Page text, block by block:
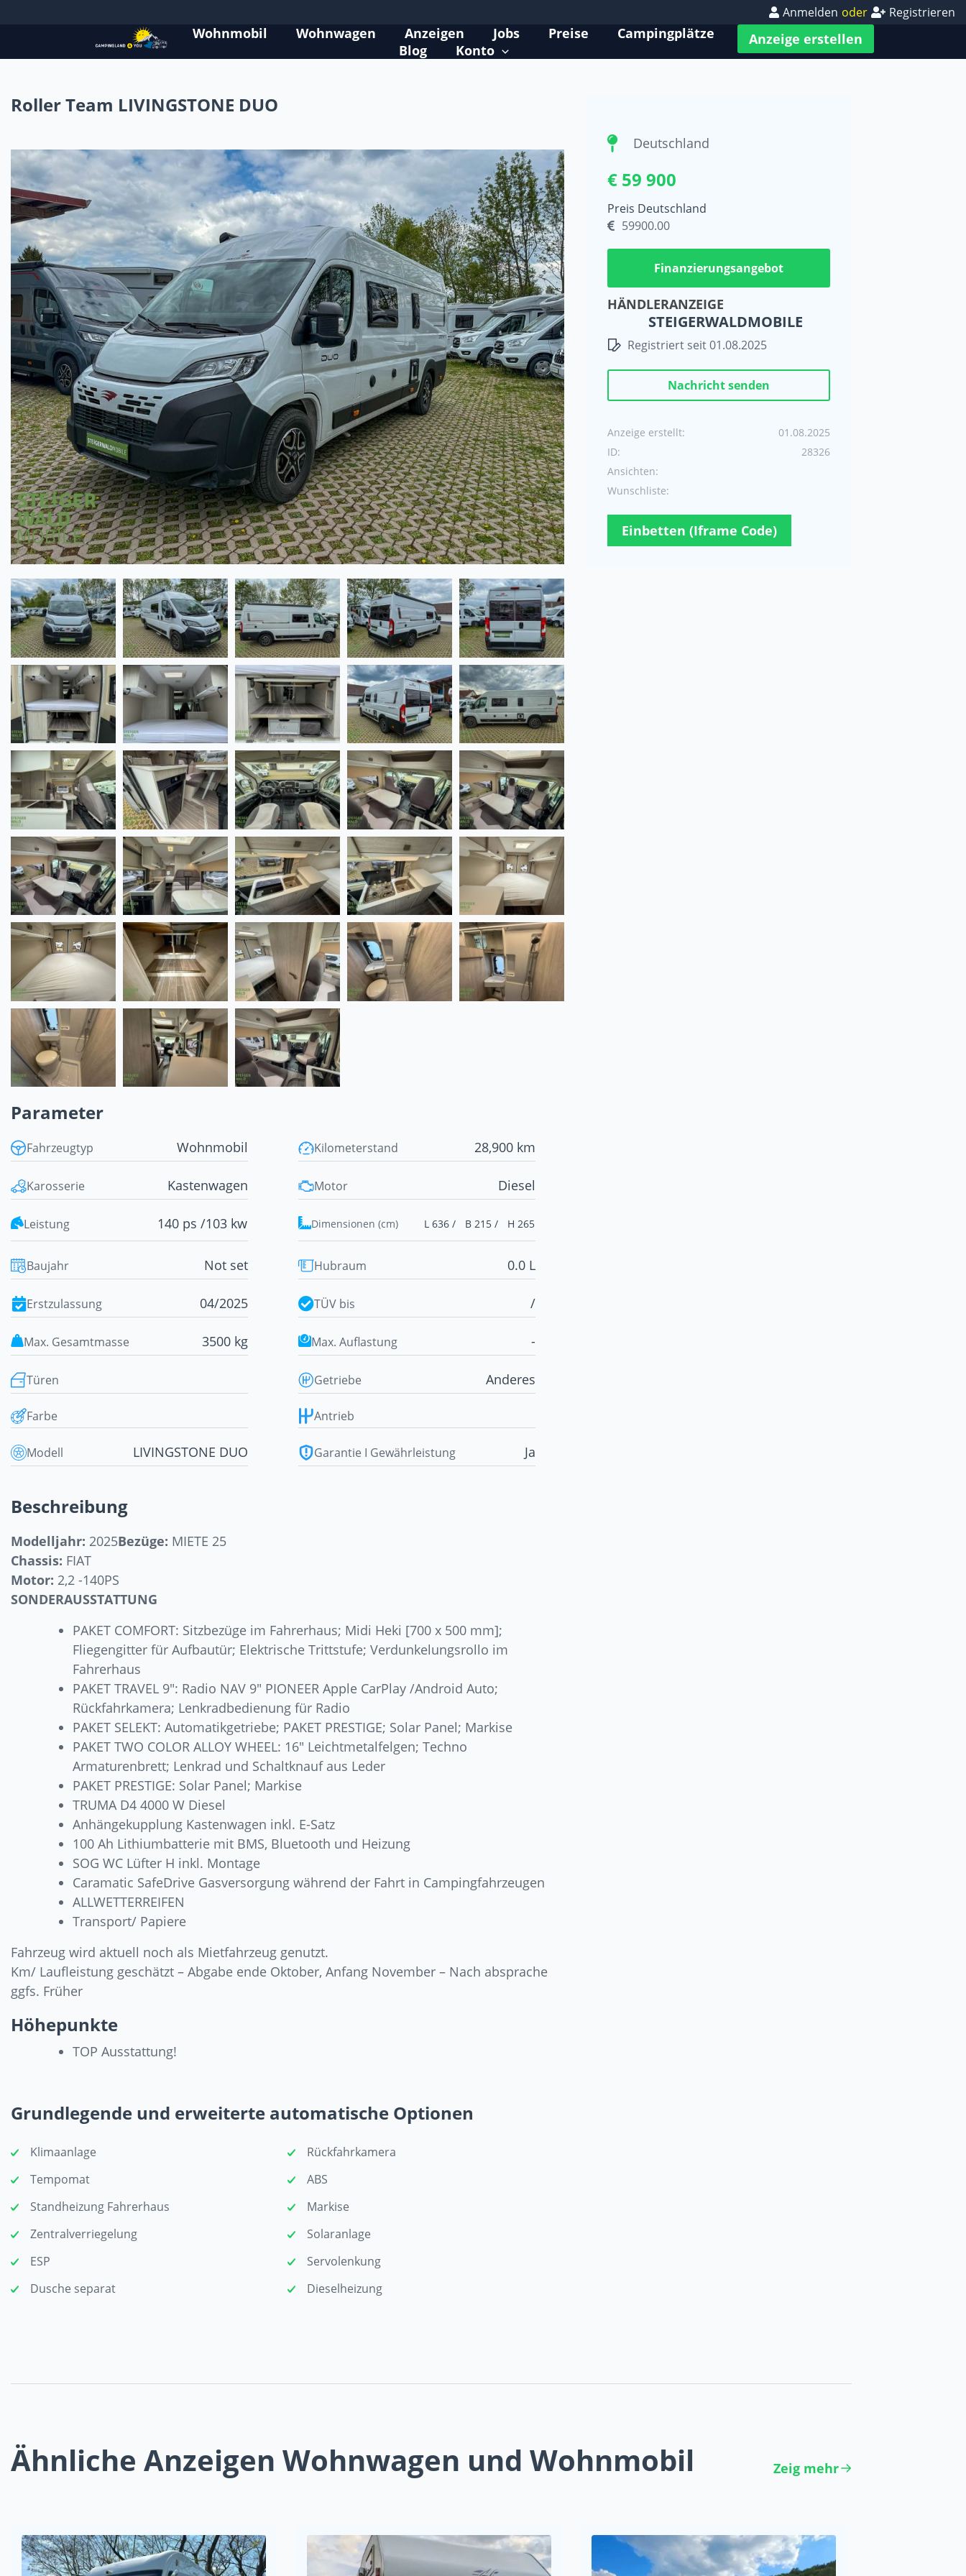
Anmelden oder Registrieren
Wohnmobil Wohnwagen Anzeigen Jobs Preise
Campingplätze
Blog
Konto
Anzeige erstellen
Roller Team LIVINGSTONE DUO
Parameter
Fahrzeugtyp Wohnmobil Kilometerstand 28,900 km
Karosserie Kastenwagen Motor Diesel
Leistung 140 ps /103 kw Dimensionen (cm) L 636 / B 215 / H 265
Baujahr Not set Hubraum 0.0 L
Erstzulassung 04/2025 TÜV bis /
Max. Gesamtmasse 3500 kg Max. Auflastung -
Türen Getriebe Anderes
Farbe Antrieb
Modell LIVINGSTONE DUO Garantie I Gewährleistung Ja
Beschreibung
Modelljahr: 2025Bezüge: MIETE 25
Chassis: FIAT
Motor: 2,2 -140PS
SONDERAUSSTATTUNG
PAKET COMFORT: Sitzbezüge im Fahrerhaus; Midi Heki [700 x 500 mm];
Fliegengitter für Aufbautür; Elektrische Trittstufe; Verdunkelungsrollo im
Fahrerhaus
PAKET TRAVEL 9″: Radio NAV 9″ PIONEER Apple CarPlay /Android Auto;
Rückfahrkamera; Lenkradbedienung für Radio
PAKET SELEKT: Automatikgetriebe; PAKET PRESTIGE; Solar Panel; Markise
PAKET TWO COLOR ALLOY WHEEL: 16″ Leichtmetalfelgen; Techno
Armaturenbrett; Lenkrad und Schaltknauf aus Leder
PAKET PRESTIGE: Solar Panel; Markise
TRUMA D4 4000 W Diesel
Anhängekupplung Kastenwagen inkl. E-Satz
100 Ah Lithiumbatterie mit BMS, Bluetooth und Heizung
SOG WC Lüfter H inkl. Montage
Caramatic SafeDrive Gasversorgung während der Fahrt in Campingfahrzeugen
ALLWETTERREIFEN
Transport/ Papiere
Fahrzeug wird aktuell noch als Mietfahrzeug genutzt.
Km/ Laufleistung geschätzt – Abgabe ende Oktober, Anfang November – Nach absprache
ggfs. Früher
Höhepunkte
TOP Ausstattung!
Grundlegende und erweiterte automatische Optionen
Klimaanlage
Rückfahrkamera
Tempomat
ABS
Standheizung Fahrerhaus
Markise
Zentralverriegelung
Solaranlage
ESP
Servolenkung
Dusche separat
Dieselheizung
Deutschland
€ 59 900
Preis Deutschland
59900.00
Finanzierungsangebot
HÄNDLERANZEIGE
STEIGERWALDMOBILE
Registriert seit 01.08.2025
Nachricht senden
Anzeige erstellt:
01.08.2025
ID:
28326
Ansichten:
Wunschliste:
Einbetten (Iframe Code)
Ähnliche Anzeigen Wohnwagen und Wohnmobil Zeig mehr